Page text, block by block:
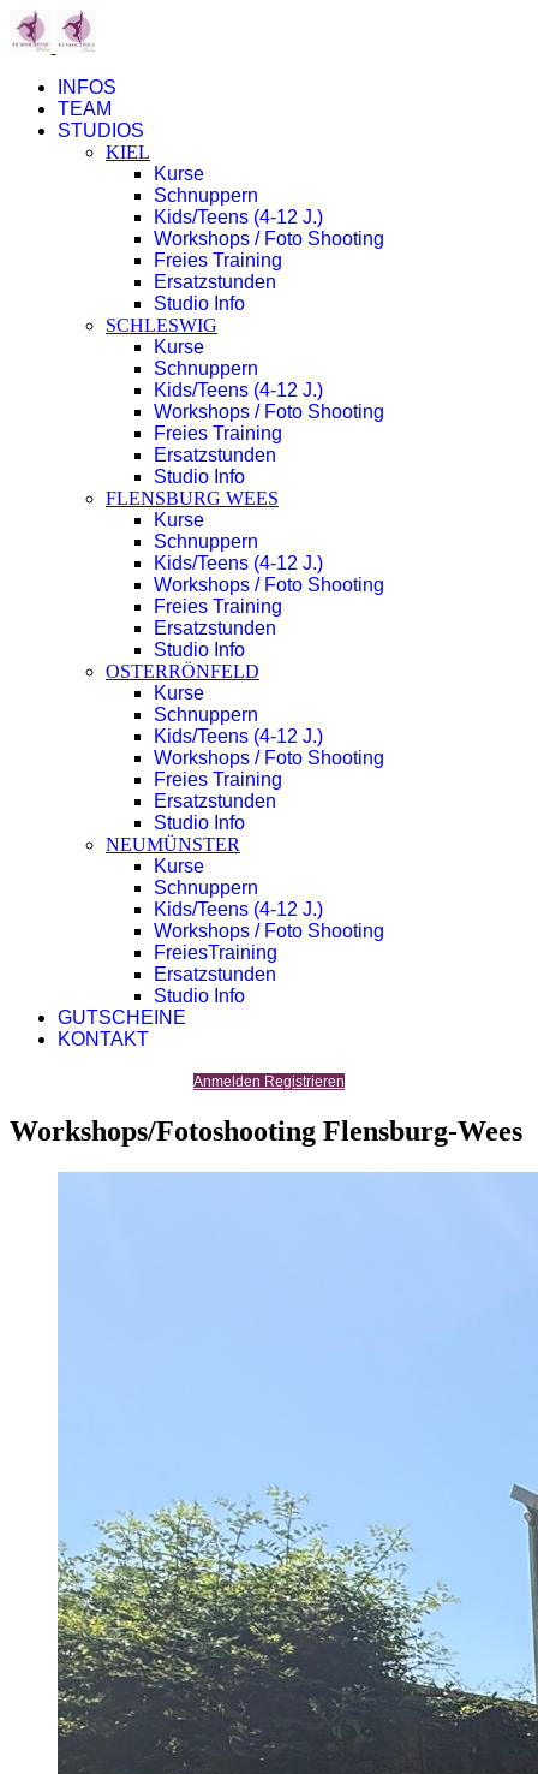
INFOS
TEAM
STUDIOS
KIEL
Kurse
Schnuppern
Kids/Teens (4-12 J.)
Workshops / Foto Shooting
Freies Training
Ersatzstunden
Studio Info
SCHLESWIG
Kurse
Schnuppern
Kids/Teens (4-12 J.)
Workshops / Foto Shooting
Freies Training
Ersatzstunden
Studio Info
FLENSBURG WEES
Kurse
Schnuppern
Kids/Teens (4-12 J.)
Workshops / Foto Shooting
Freies Training
Ersatzstunden
Studio Info
OSTERRÖNFELD
Kurse
Schnuppern
Kids/Teens (4-12 J.)
Workshops / Foto Shooting
Freies Training
Ersatzstunden
Studio Info
NEUMÜNSTER
Kurse
Schnuppern
Kids/Teens (4-12 J.)
Workshops / Foto Shooting
FreiesTraining
Ersatzstunden
Studio Info
GUTSCHEINE
KONTAKT
Anmelden Registrieren
Workshops/Fotoshooting Flensburg-Wees